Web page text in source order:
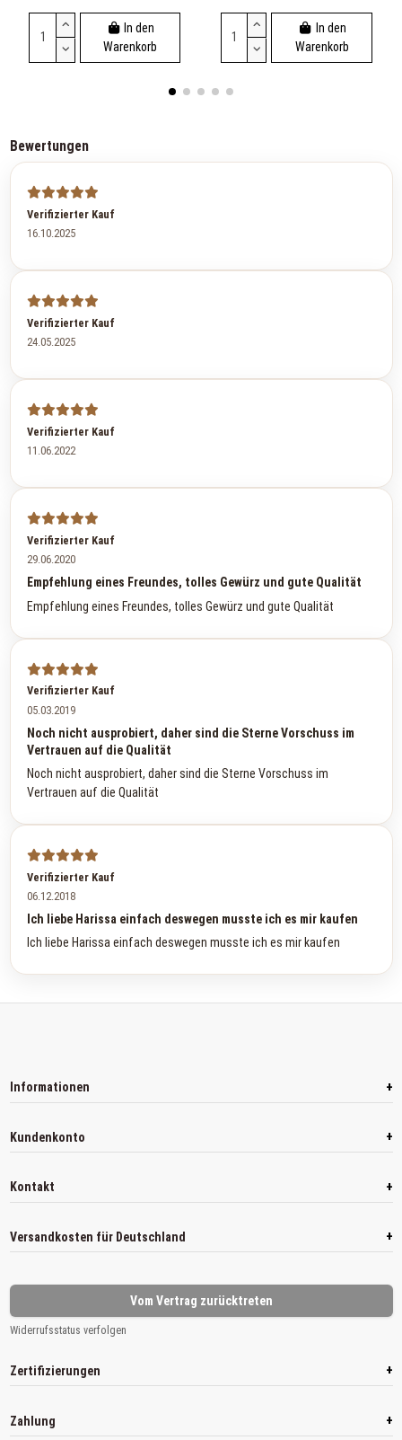
In den
Warenkorb
In den
Warenkorb
Bewertungen
Verifizierter Kauf
16.10.2025
Verifizierter Kauf
24.05.2025
Verifizierter Kauf
11.06.2022
Verifizierter Kauf
29.06.2020
Empfehlung eines Freundes, tolles Gewürz und gute Qualität
Empfehlung eines Freundes, tolles Gewürz und gute Qualität
Verifizierter Kauf
05.03.2019
Noch nicht ausprobiert, daher sind die Sterne Vorschuss im
Vertrauen auf die Qualität
Noch nicht ausprobiert, daher sind die Sterne Vorschuss im
Vertrauen auf die Qualität
Verifizierter Kauf
06.12.2018
Ich liebe Harissa einfach deswegen musste ich es mir kaufen
Ich liebe Harissa einfach deswegen musste ich es mir kaufen
Informationen +
Kundenkonto +
Kontakt +
Versandkosten für Deutschland +
Vom Vertrag zurücktreten
Widerrufsstatus verfolgen
Zertifizierungen +
Zahlung +